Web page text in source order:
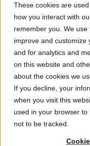
These cookies are
how you interact with
remember you. We
improve and customize
and for analytics and
on this website and
about the cookies we
If you decline, your
when you visit this
used in your browser
not to be tracked.
Traduction
Vitesse de l’IA,
Interprétation
Communication
Médias et
Donnez vie à vos
Conseil et
Lia Translate
Traductions
Lia Live
L'interprétation
Connectivité
Intégration des flux
Interprétation IA
Études de cas
Résultats concrets de nos
Articles
Analyses d’experts sur le
Ebooks
Guides et stratégies
Webinaires à la
Durabilité
Partenaires
Actualités
Vous êtes
de contenus et
vous invitons à